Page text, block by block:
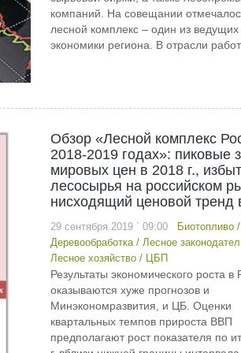
компаний. На совещании
лесной комплекс – один из ведущих
экономики региона. В отрасли
Обзор «Лесной комплекс
2018-2019 годах»: пиковые
мировых цен в 2018 г.,
лесосырья на российском
нисходящий ценовой тренд
29 сентября 2019 ` 09:00 Биотопливо/
Деревообработка/ Лесное
Лесное хозяйство/ ЦБП
Результаты экономического роста в
оказываются хуже прогнозов и
Минэкономразвития, и ЦБ. Оценки
квартальных темпов прироста ВВП
предполагают рост показателя по